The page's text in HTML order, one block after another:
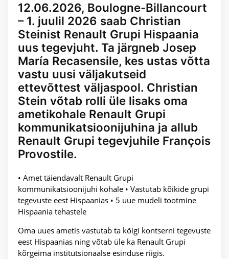
12.06.2026, Boulogne-Billancourt
– 1. juulil 2026 saab Christian
Steinist Renault Grupi Hispaania
uus tegevjuht. Ta järgneb Josep
María Recasensile, kes ustas võtta
vastu uusi väljakutseid
ettevõttest väljaspool. Christian
Stein võtab rolli üle lisaks oma
ametikohale Renault Grupi
kommunikatsioonijuhina ja allub
Renault Grupi tegevjuhile François
Provostile.
• Amet täiendavalt Renault Grupi
kommunikatsioonijuhi kohale • Vastutab kõikide grupi
tegevuste eest Hispaanias • 5 uue mudeli tootmine
Hispaania tehastele
Oma uues ametis vastutab ta kõigi kontserni tegevuste
eest Hispaanias ning võtab üle ka Renault Grupi
kõrgeima institutsionaalse esinduse riigis.